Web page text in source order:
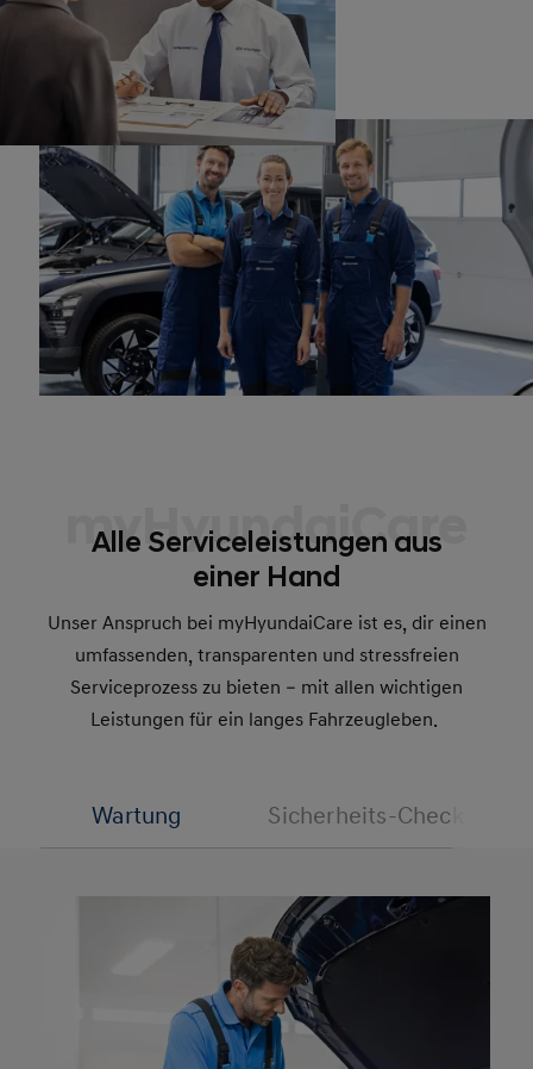
myHyundaiCare
Alle Serviceleistungen aus
einer Hand
Unser Anspruch bei myHyundaiCare ist es, dir einen
umfassenden, transparenten und stressfreien
Serviceprozess zu bieten – mit allen wichtigen
Leistungen für ein langes Fahrzeugleben.
Wartung Sicherheits-Check